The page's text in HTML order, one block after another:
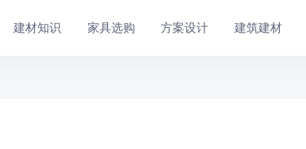
建材知识 家具选购 方案设计 建筑建材